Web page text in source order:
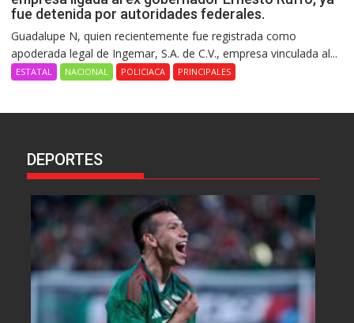
fue detenida por autoridades federales.
Guadalupe N, quien recientemente fue registrada como
apoderada legal de Ingemar, S.A. de C.V., empresa vinculada al...
ESTATAL NACIONAL POLICIACA PRINCIPALES
DEPORTES